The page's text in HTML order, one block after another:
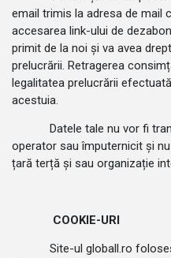
email trimis la adresa de mail
accesarea link-ului de
primit de la noi și va avea
prelucrării. Retragerea
legalitatea prelucrării
acestuia.
Datele tale nu vor fi
operator sau împuternicit și
țară terță și sau organizație
COOKIE-URI
Site-ul globall.ro